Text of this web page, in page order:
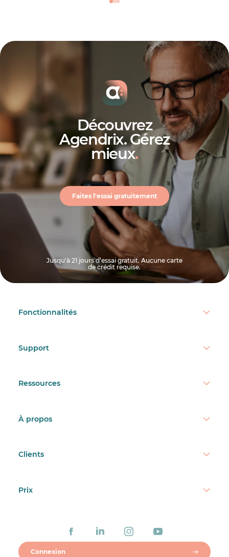
Découvrez
Agendrix. Gérez
mieux.
Faites l'essai gratuitement
Jusqu'à 21 jours d’essai gratuit. Aucune carte
de crédit requise.
Fonctionnalités
Support
Ressources
À propos
Clients
Prix
Connexion